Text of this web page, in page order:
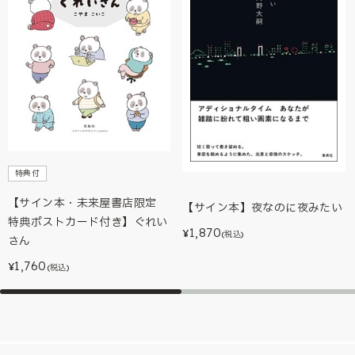
特典付
【サイン本・未来屋書店限定
特典ポストカード付き】ぐれい
さん
¥1,760 (税込)
【サイン本】夜なのに夜みたい
¥1,870(税込)